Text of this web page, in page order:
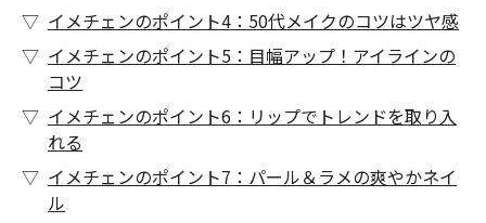
イメチェンのポイント4：50代メイクのコツはツヤ感
イメチェンのポイント5：目幅アップ！アイラインの
コツ
イメチェンのポイント6：リップでトレンドを取り入
れる
イメチェンのポイント7：パール＆ラメの爽やかネイ
ル